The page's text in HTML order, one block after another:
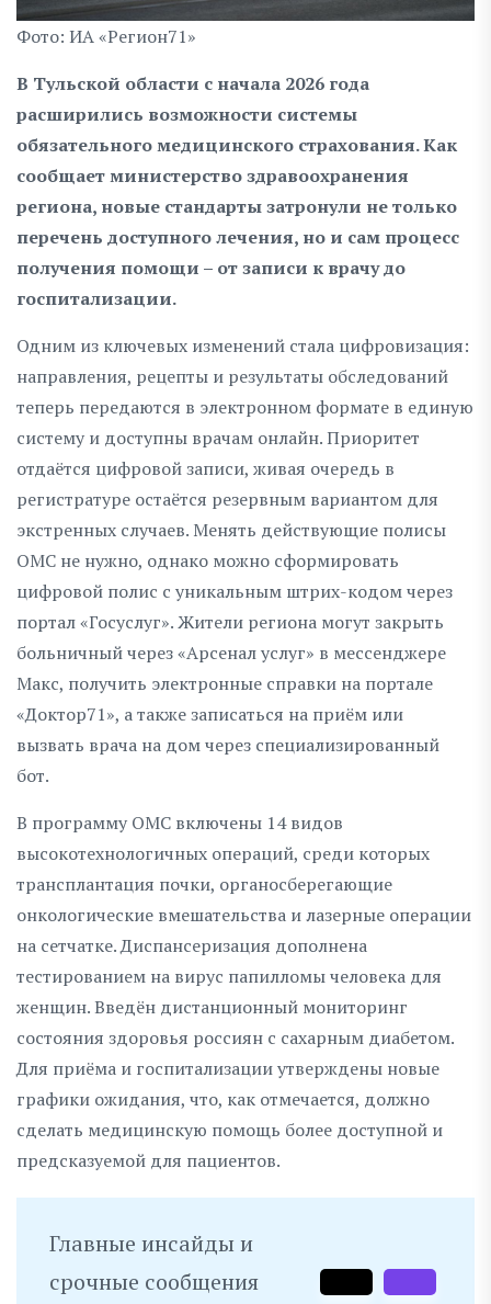
Фото: ИА «Регион71»
В Тульской области с начала 2026 года
расширились возможности системы
обязательного медицинского страхования. Как
сообщает министерство здравоохранения
региона, новые стандарты затронули не только
перечень доступного лечения, но и сам процесс
получения помощи – от записи к врачу до
госпитализации.
Одним из ключевых изменений стала цифровизация:
направления, рецепты и результаты обследований
теперь передаются в электронном формате в единую
систему и доступны врачам онлайн. Приоритет
отдаётся цифровой записи, живая очередь в
регистратуре остаётся резервным вариантом для
экстренных случаев. Менять действующие полисы
ОМС не нужно, однако можно сформировать
цифровой полис с уникальным штрих-кодом через
портал «Госуслуг». Жители региона могут закрыть
больничный через «Арсенал услуг» в мессенджере
Макс, получить электронные справки на портале
«Доктор71», а также записаться на приём или
вызвать врача на дом через специализированный
бот.
В программу ОМС включены 14 видов
высокотехнологичных операций, среди которых
трансплантация почки, органосберегающие
онкологические вмешательства и лазерные операции
на сетчатке. Диспансеризация дополнена
тестированием на вирус папилломы человека для
женщин. Введён дистанционный мониторинг
состояния здоровья россиян с сахарным диабетом.
Для приёма и госпитализации утверждены новые
графики ожидания, что, как отмечается, должно
сделать медицинскую помощь более доступной и
предсказуемой для пациентов.
Главные инсайды и
срочные сообщения